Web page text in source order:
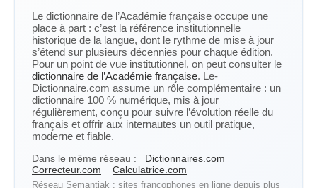
Le dictionnaire de l’Académie française occupe une
place à part : c’est la référence institutionnelle
historique de la langue, dont le rythme de mise à jour
s’étend sur plusieurs décennies pour chaque édition.
Pour un point de vue institutionnel, on peut consulter le
dictionnaire de l’Académie française. Le-
Dictionnaire.com assume un rôle complémentaire : un
dictionnaire 100 % numérique, mis à jour
régulièrement, conçu pour suivre l’évolution réelle du
français et offrir aux internautes un outil pratique,
moderne et fiable.
Dans le même réseau :
Dictionnaires.com
Correcteur.com
Calculatrice.com
Réseau Semantiak : sites francophones en ligne depuis plus